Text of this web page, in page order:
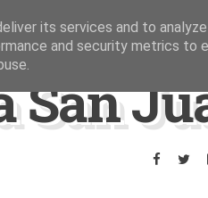
San
its services and to
and security metrics to